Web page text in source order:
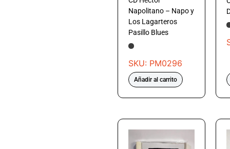
Napolitano – Napo y
Los Lagarteros
Pasillo Blues
SKU: PM0296
Añadir al carrito